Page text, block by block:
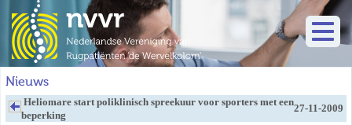
Nieuws
Heliomare start poliklinisch spreekuur voor sporters met een
beperking
27-11-2009